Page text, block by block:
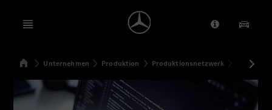
Open menu Anbieter/
SuchenStartseite
Unternehmen Produktion Produktionsnetzwerk